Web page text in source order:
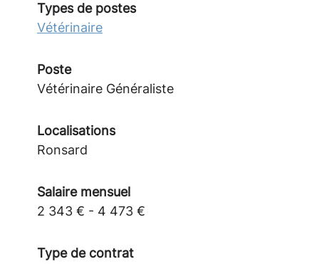
Types de postes
Vétérinaire
Poste
Vétérinaire Généraliste
Localisations
Ronsard
Salaire mensuel
2 343 € - 4 473 €
Type de contrat